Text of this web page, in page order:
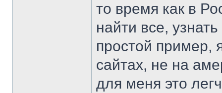
то время как в
найти все,
простой пример,
сайтах, не на
для меня это